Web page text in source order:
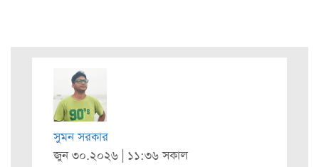
সুমন সরকার
জুন ৩০.২০২৬ | ১১:৩৬ সকাল